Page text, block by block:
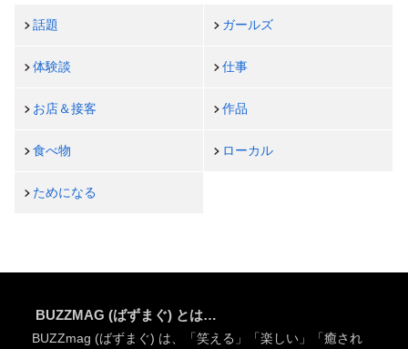
話題 ガールズ
体験談 仕事
お店＆接客 作品
食べ物 ローカル
ためになる
BUZZMAG (ばずまぐ) とは…
BUZZmag (ばずまぐ) は、「笑える」「楽しい」「癒され